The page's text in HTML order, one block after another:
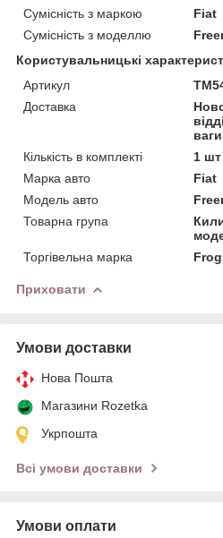
Сумісність з маркою
Fiat
Сумісність з моделлю
Користувальницькі
Артикул
Доставка
ваги
Кількість в комплекті
1 шт
Марка авто
Fiat
Модель авто
Товарна група
Торгівельна марка
Приховати
Умови доставки
Нова Пошта
Магазини Rozetka
Укрпошта
Всі умови доставки
Умови оплати